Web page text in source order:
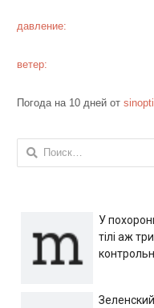
давление:
ветер:
Погода на 10 дней от
Найти:
У
тілі аж